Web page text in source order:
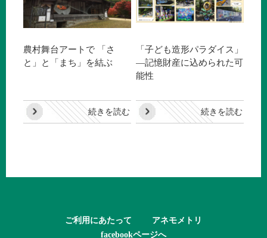
農村舞台アートで 「さ
と」と「まち」を結ぶ
続きを読む
「子ども造形パラダイス」
―記憶財産に込められた可
能性
続きを読む
ご利用にあたって
アネモメトリ
facebookページへ